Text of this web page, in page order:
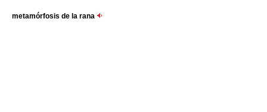
metamórfosis de la rana